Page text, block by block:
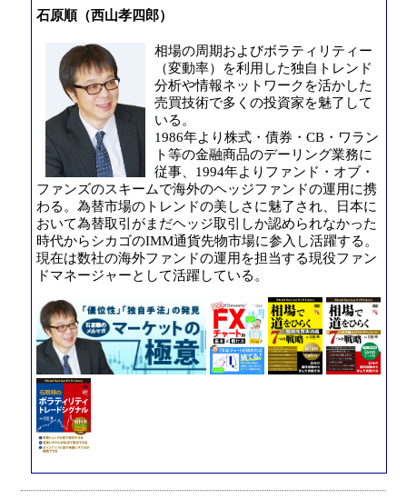
石原順（西山孝四郎）
相場の周期およびボラティリティー
（変動率）を利用した独自トレンド
分析や情報ネットワークを活かした
売買技術で多くの投資家を魅了して
いる。
1986年より株式・債券・CB・ワラン
ト等の金融商品のデーリング業務に
従事、1994年よりファンド・オブ・
ファンズのスキームで海外のヘッジファンドの運用に携
わる。為替市場のトレンドの美しさに魅了され、日本に
おいて為替取引がまだヘッジ取引しか認められなかった
時代からシカゴのIMM通貨先物市場に参入し活躍する。
現在は数社の海外ファンドの運用を担当する現役ファン
ドマネージャーとして活躍している。